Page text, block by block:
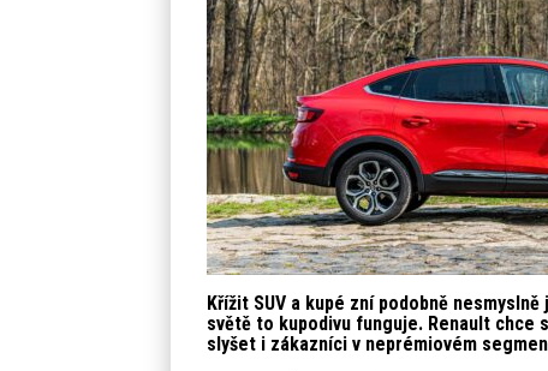
Křížit SUV a kupé zní podobně
světě to kupodivu funguje. Renault chce
slyšet i zákazníci v neprémiovém